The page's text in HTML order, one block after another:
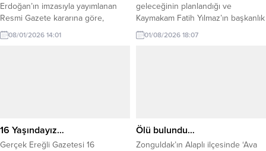
Erdoğan’ın imzasıyla yayımlanan
Resmi Gazete kararına göre,
kamuda çalışan işçilerin 2026 yılı
ilave tediye ödeme tarihleri
Gazete’de yayımlanan karara göre
ilave tediyeler iki taksit...
08/01/2026 14:01
geleceğinin planlandığı ve
Kaymakam Fatih Yılmaz’ın başkanlık
ettiği toplantıya katılımın yüksek
olması mutluluk vericiydi.
01/08/2026 18:07
16 Yaşındayız…
Gerçek Ereğli Gazetesi 16
Ölü bulundu…
Zonguldak’ın Alaplı ilçesinde ‘Ava